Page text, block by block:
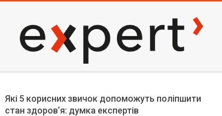
content
EXPERT
Menu
Які 5 корисних звичок допоможуть поліпшити
стан здоров’я: думка експертів